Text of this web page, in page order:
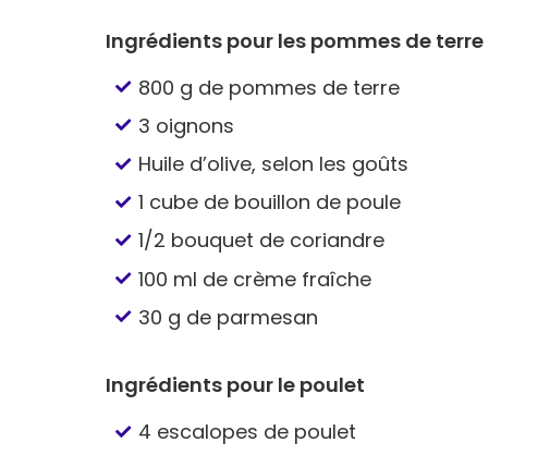
Ingrédients pour les pommes de terre
800 g de pommes de terre
3 oignons
Huile d’olive, selon les goûts
1 cube de bouillon de poule
1/2 bouquet de coriandre
100 ml de crème fraîche
30 g de parmesan
Ingrédients pour le poulet
4 escalopes de poulet